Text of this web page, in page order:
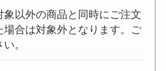
象以外の商品と同時にご注文
場合は対象外となります。ご
。